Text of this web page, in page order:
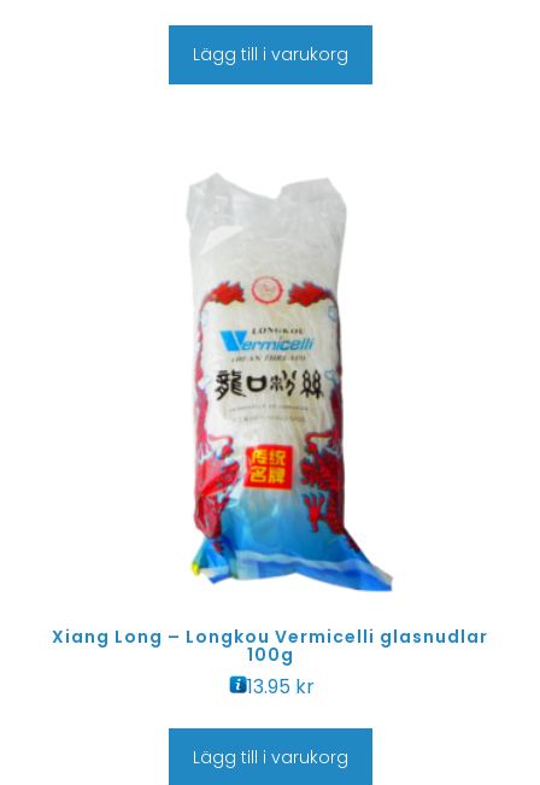
Lägg till i varukorg
Xiang Long – Longkou Vermicelli glasnudlar
100g
13.95 kr
Lägg till i varukorg